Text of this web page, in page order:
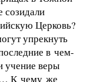
созидали
Церковь?
упрекнуть
в чем-
учение веры
К чему же